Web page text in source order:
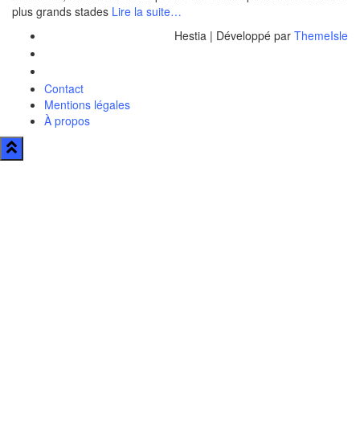
plus grands stades Lire la suite…
Contact
Mentions légales
À propos
Hestia | Développé par ThemeIsle